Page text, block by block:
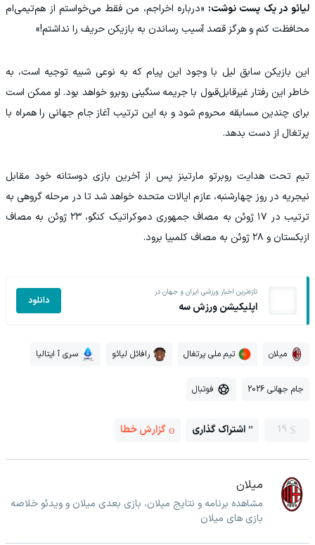
لیائو در یک پست نوشت: «درباره اخراجم، من فقط می‌خواستم از هم‌تیمی‌ام
محافظت کنم و هرگز قصد آسیب رساندن به بازیکن حریف را نداشتم!»
این بازیکن سابق لیل با وجود این پیام که به نوعی شبیه توجیه است، به
خاطر این رفتار غیرقابل‌قبول با جریمه سنگینی روبرو خواهد بود. او ممکن است
برای چندین مسابقه محروم شود و به این ترتیب آغاز جام جهانی را همراه با
پرتغال از دست بدهد.
تیم تحت هدایت روبرتو مارتینز پس از آخرین بازی دوستانه خود مقابل
نیجریه در روز چهارشنبه، عازم ایالات متحده خواهد شد تا در مرحله گروهی به
ترتیب در ۱۷ ژوئن به مصاف جمهوری دموکراتیک کنگو، ۲۳ ژوئن به مصاف
ازبکستان و ۲۸ ژوئن به مصاف کلمبیا برود.
تازه‌ترین اخبار ورزشی ایران و جهان در
اپلیکیشن ورزش سه دانلود
میلان تیم ملی پرتغال رافائل لیائو سری آ ایتالیا
جام جهانی 2026 فوتبال
19 اشتراک گذاری گزارش خطا
میلان
مشاهده برنامه و نتایج میلان، بازی بعدی میلان و ویدئو خلاصه
بازی های میلان